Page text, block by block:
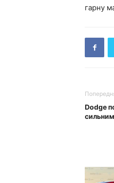
гарну
Dodge